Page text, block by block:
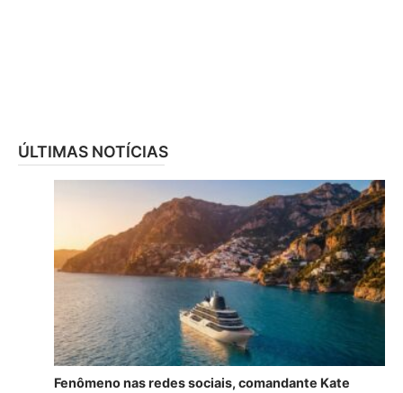
ÚLTIMAS NOTÍCIAS
Fenômeno nas redes sociais, comandante Kate